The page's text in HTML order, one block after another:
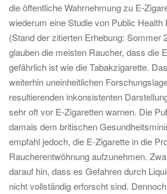
die öffentliche Wahrnehmung zu E-
wiederum eine Studie von Public Health
(Stand der zitierten Erhebung: Sommer
glauben die meisten Raucher, dass die
gefährlich ist wie die Tabakzigarette.
weiterhin uneinheitlichen
resultierenden inkonsistenten
sehr oft vor E-Zigaretten warnen. Die
damals dem britischen
empfahl jedoch, die E-Zigarette in die
Raucherentwöhnung aufzunehmen.
darauf hin, dass es Gefahren durch
nicht vollständig erforscht sind.